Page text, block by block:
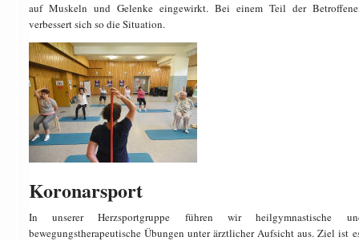
auf Muskeln und Gelenke eingewirkt. Bei einem Teil der
verbessert sich so die Situation.
Koronarsport
In unserer Herzsportgruppe führen wir heilgymnastische
bewegungstherapeutische Übungen unter ärztlicher Aufsicht aus. Ziel ist